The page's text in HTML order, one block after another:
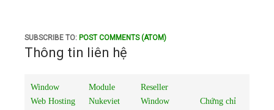
SUBSCRIBE TO: POST COMMENTS (ATOM)
Thông tin liên hệ
Window
Web Hosting
Module
Nukeviet
Reseller
Window
Chứng chỉ